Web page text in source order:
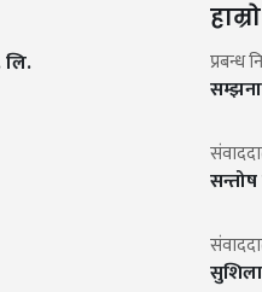
लि.
प्रबन्ध
सन्तोष